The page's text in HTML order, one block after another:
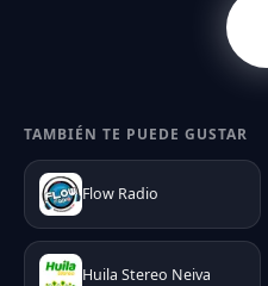
TAMBIÉN TE PUEDE GUSTAR
Flow Radio
Huila Stereo Neiva